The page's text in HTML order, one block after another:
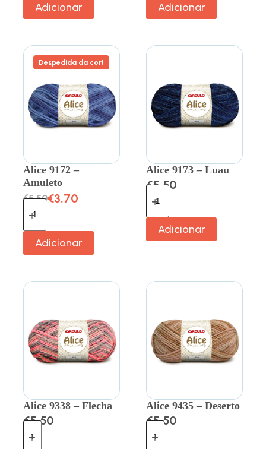
Adicionar Adicionar
Despedida da cor!
Alice 9172 –
Amuleto
€5.50€3.70
Adicionar
Alice 9173 – Luau
€5.50
Adicionar
Alice 9338 – Flecha
€5.50
Alice 9435 – Deserto
€5.50